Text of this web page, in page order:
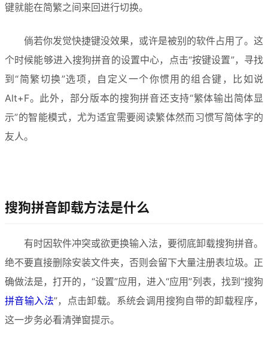
键就能在简繁之间来回进行切换。
倘若你发觉快捷键没效果，或许是被别的软件占用了。这
个时候能够进入搜狗拼音的设置中心，点击“按键设置”，寻找
到“简繁切换”选项，自定义一个你惯用的组合键，比如说
Alt+F。此外，部分版本的搜狗拼音还支持“繁体输出简体显
示”的智能模式，尤为适宜需要阅读繁体然而习惯写简体字的
友人。
搜狗拼音卸载方法是什么
有时因软件冲突或欲更换输入法，要彻底卸载搜狗拼音。
绝不要直接删除安装文件夹，否则会留下大量注册表垃圾。正
确做法是，打开的，“设置”应用，进入“应用”列表，找到“搜狗
拼音输入法”，点击卸载。系统会调用搜狗自带的卸载程序，
这一步务必看清弹窗提示。